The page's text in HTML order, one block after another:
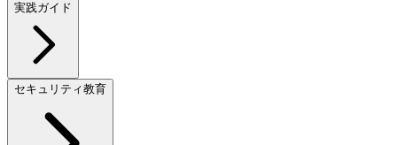
実践ガイド
セキュリティ教育